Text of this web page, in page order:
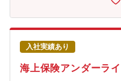
うなど、立場や年齢、経歴
す。★全社としては週1回早
リフレッシュウィークの実
ており、平均残業時間は
ークライフバランスを保つ
女性100％、男性53.8％と、
とができる点も魅力のひと
入社実績あり
海上保険アンダーラ